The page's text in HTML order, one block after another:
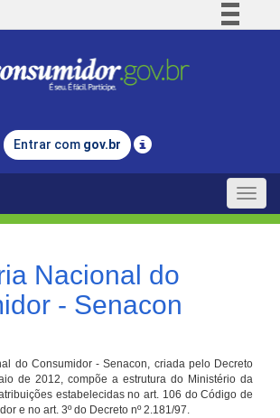
Comunica BR
Legislação
Entrar com gov.br
Toggle
Nacional do
- Senacon
do Consumidor - Senacon, criada pelo Decreto
de 2012, compõe a estrutura do Ministério da
estabelecidas no art. 106 do Código de
e no art. 3º do Decreto nº 2.181/97.